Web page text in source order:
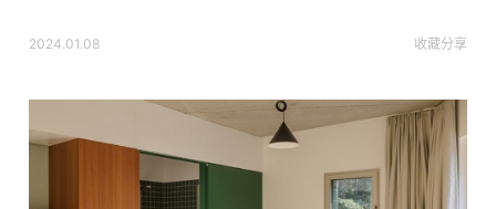
2024.01.08 收藏分享